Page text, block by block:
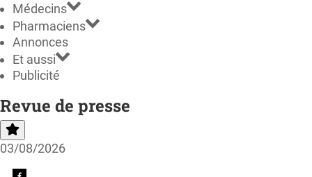
Médecins
Pharmaciens
Annonces
Et aussi
Publicité
Revue de presse
03/08/2026